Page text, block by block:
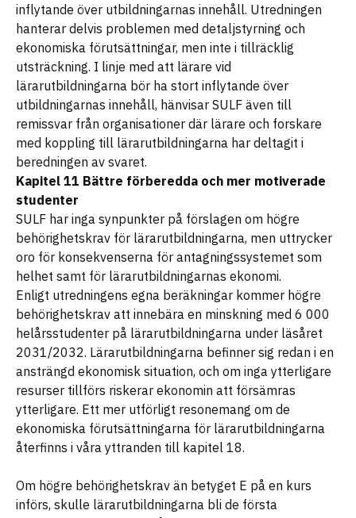
inflytande över utbildningarnas innehåll. Utredningen
hanterar delvis problemen med detaljstyrning och
ekonomiska förutsättningar, men inte i tillräcklig
utsträckning. I linje med att lärare vid
lärarutbildningarna bör ha stort inflytande över
utbildningarnas innehåll, hänvisar SULF även till
remissvar från organisationer där lärare och forskare
med koppling till lärarutbildningarna har deltagit i
beredningen av svaret.
Kapitel 11 Bättre förberedda och mer motiverade
studenter
SULF har inga synpunkter på förslagen om högre
behörighetskrav för lärarutbildningarna, men uttrycker
oro för konsekvenserna för antagningssystemet som
helhet samt för lärarutbildningarnas ekonomi.
Enligt utredningens egna beräkningar kommer högre
behörighetskrav att innebära en minskning med 6 000
helårsstudenter på lärarutbildningarna under läsåret
2031/2032. Lärarutbildningarna befinner sig redan i en
ansträngd ekonomisk situation, och om inga ytterligare
resurser tillförs riskerar ekonomin att försämras
ytterligare. Ett mer utförligt resonemang om de
ekonomiska förutsättningarna för lärarutbildningarna
återfinns i våra yttranden till kapitel 18.
Om högre behörighetskrav än betyget E på en kurs
införs, skulle lärarutbildningarna bli de första